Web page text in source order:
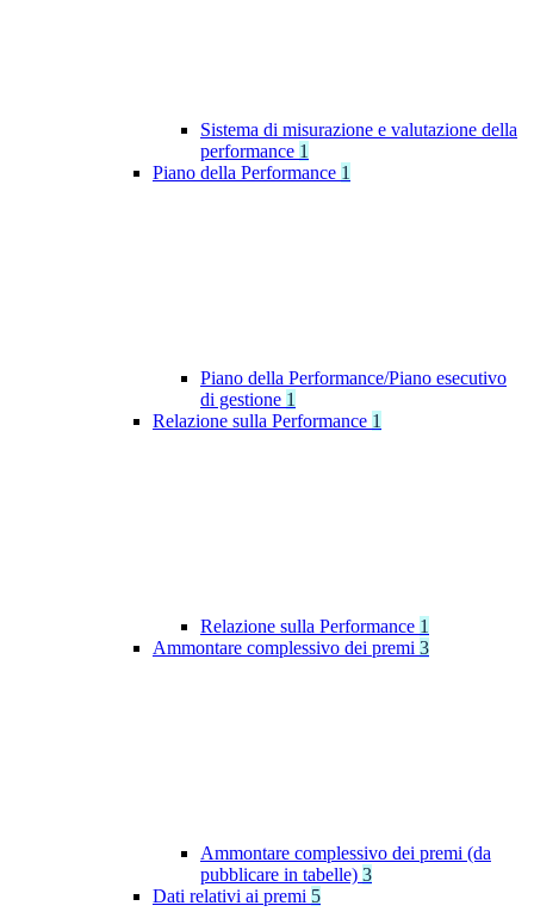
Sistema di misurazione e valutazione della
performance 1
Piano della Performance 1
Piano della Performance/Piano esecutivo
di gestione 1
Relazione sulla Performance 1
Relazione sulla Performance 1
Ammontare complessivo dei premi 3
Ammontare complessivo dei premi (da
pubblicare in tabelle) 3
Dati relativi ai premi 5